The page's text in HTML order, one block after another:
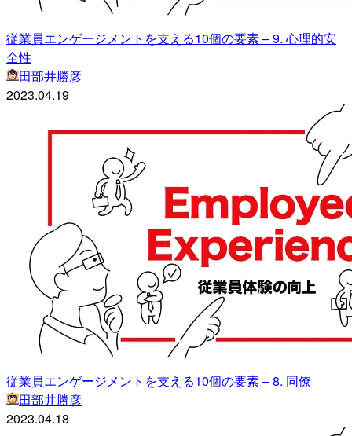
従業員エンゲージメントを支える10個の要素 – 9. 心理的安
全性
田部井勝彦
2023.04.19
従業員エンゲージメントを支える10個の要素 – 8. 同僚
田部井勝彦
2023.04.18